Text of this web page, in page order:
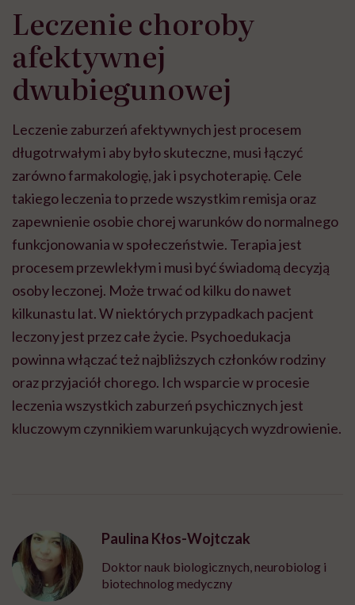
Leczenie choroby
afektywnej
dwubiegunowej
Leczenie zaburzeń afektywnych jest procesem
długotrwałym i aby było skuteczne, musi łączyć
zarówno farmakologię, jak i psychoterapię. Cele
takiego leczenia to przede wszystkim remisja oraz
zapewnienie osobie chorej warunków do normalnego
funkcjonowania w społeczeństwie. Terapia jest
procesem przewlekłym i musi być świadomą decyzją
osoby leczonej. Może trwać od kilku do nawet
kilkunastu lat. W niektórych przypadkach pacjent
leczony jest przez całe życie. Psychoedukacja
powinna włączać też najbliższych członków rodziny
oraz przyjaciół chorego. Ich wsparcie w procesie
leczenia wszystkich zaburzeń psychicznych jest
kluczowym czynnikiem warunkujących wyzdrowienie.
Paulina Kłos-Wojtczak
Doktor nauk biologicznych, neurobiolog i
biotechnolog medyczny